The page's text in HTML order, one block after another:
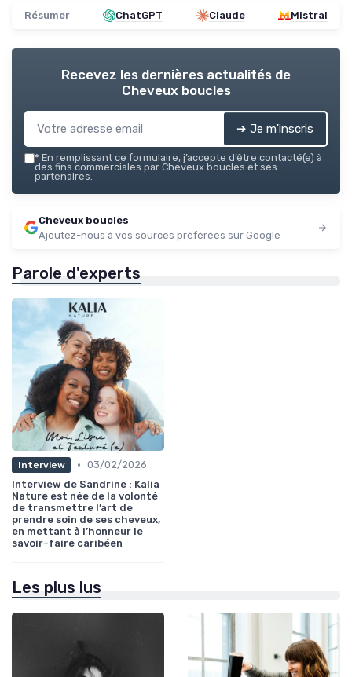
Résumer ChatGPT Claude Mistral
Recevez les dernières actualités de
Cheveux boucles
➔ Je m'inscris
* En remplissant ce formulaire, j’accepte d’être contacté(e) à
des fins commerciales par Cheveux boucles et ses
partenaires.
Cheveux boucles
Ajoutez-nous à vos sources préférées sur Google
Parole d'experts
Interview • 03/02/2026
Interview de Sandrine : Kalia
Nature est née de la volonté
de transmettre l’art de
prendre soin de ses cheveux,
en mettant à l’honneur le
savoir-faire caribéen
Les plus lus